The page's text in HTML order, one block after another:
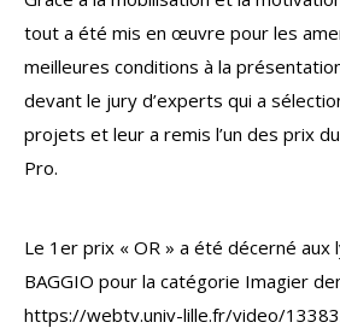
tout a été mis en œuvre pour les
meilleures conditions à la
devant le jury d’experts qui a
projets et leur a remis l’un des prix
Pro.
Le 1er prix « OR » a été décerné aux
BAGGIO pour la catégorie Imagier
https://webtv.univ-lille.fr/video/